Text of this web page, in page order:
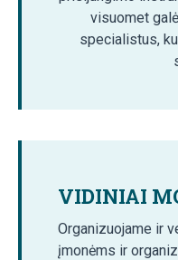
visuomet
specialistus,
VIDINIAI
Organizuojame ir
įmonėms ir